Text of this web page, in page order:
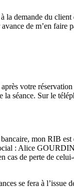
demande du client
de m’en faire
votre
séance. Sur le
mon RIB
: Alice
de perte de
se fera à l’issue